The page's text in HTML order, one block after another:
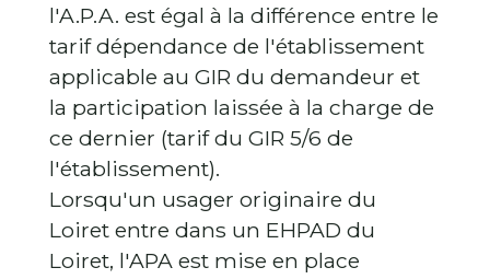
l'A.P.A. est égal à la différence entre le
tarif dépendance de l'établissement
applicable au GIR du demandeur et
la participation laissée à la charge de
ce dernier (tarif du GIR 5/6 de
l'établissement).
Lorsqu'un usager originaire du
Loiret entre dans un EHPAD du
Loiret, l'APA est mise en place